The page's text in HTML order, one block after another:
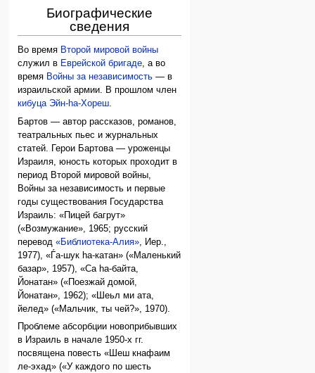
Биографические
сведения
Во время Второй мировой войны
служил в Еврейской бригаде, а во
время Войны за независимость — в
израильской армии. В прошлом член
кибуца Эйн-hа-Хореш.
Бартов — автор рассказов, романов,
театральных пьес и журнальных
статей. Герои Бартова — уроженцы
Израиля, юность которых проходит в
период Второй мировой войны,
Войны за независимость и первые
годы существования Государства
Израиль: «Пицей багрут»
(«Возмужание», 1965; русский
перевод«Библиотека-Алия», Иер.,
1977), «Ѓа-шук hа-катан» («Маленький
базар», 1957), «Са hа-байта,
Йонатан» («Поезжай домой,
Йонатан», 1962); «Шеьл ми ата,
йелед» («Мальчик, ты чей?», 1970).
Проблеме абсорбции новоприбывших
в Израиль в начале 1950-х гг.
посвящена повесть «Шеш кнафаим
ле-эхад» («У каждого по шесть